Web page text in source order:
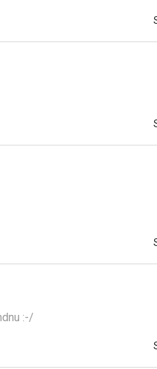
:-/